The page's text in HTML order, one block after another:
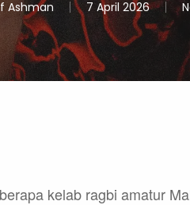
Ashman 7 April 2026
kelab ragbi amatur